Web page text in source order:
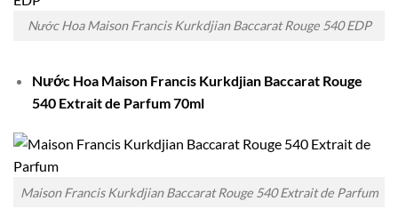
Nước Hoa Maison Francis Kurkdjian Baccarat Rouge 540 EDP
Nước Hoa Maison Francis Kurkdjian Baccarat Rouge
540 Extrait de Parfum 70ml
Maison Francis Kurkdjian Baccarat Rouge 540 Extrait de Parfum